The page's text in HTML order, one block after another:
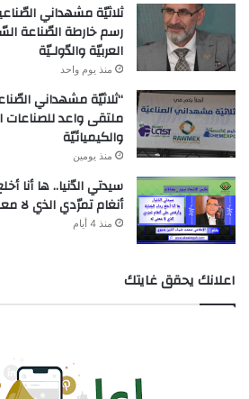
ثلاثيّة مشهداني
رسم خارطة الصّناعة
العربيّة والدّولـيّة
منذ يوم واحد
“ثلاثيّة مشهداني
ملتقى واعد للصناعات
والكيميائيّة
منذ يومين
سيدتي الدّنيا.. ها أنا
أنغام تمرّدي الذي لا
منذ 4 أيام
اعلانك يحقق غايتك